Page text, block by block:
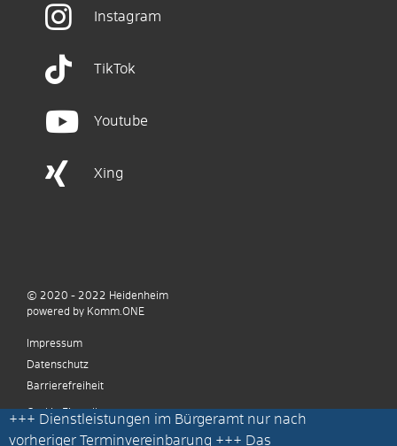
Instagram
TikTok
Youtube
Xing
+++ Dienstleistungen im Bürgeramt nur nach
vorheriger Terminvereinbarung +++ Das
© 2020 - 2022 Heidenheim
powered by Komm.ONE
Impressum
Datenschutz
Barrierefreiheit
Cookie Einstellungen